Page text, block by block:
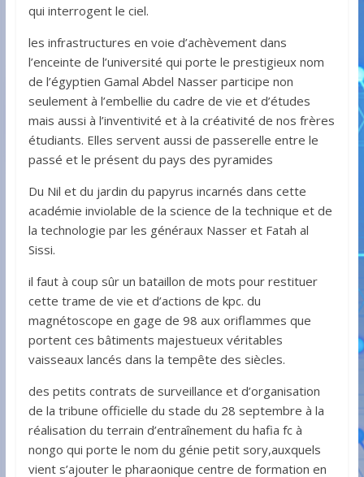
qui interrogent le ciel.
les infrastructures en voie d’achèvement dans
l’enceinte de l’université qui porte le prestigieux nom
de l’égyptien Gamal Abdel Nasser participe non
seulement à l’embellie du cadre de vie et d’études
mais aussi à l’inventivité et à la créativité de nos frères
étudiants. Elles servent aussi de passerelle entre le
passé et le présent du pays des pyramides
Du Nil et du jardin du papyrus incarnés dans cette
académie inviolable de la science de la technique et de
la technologie par les généraux Nasser et Fatah al
Sissi.
il faut à coup sûr un bataillon de mots pour restituer
cette trame de vie et d’actions de kpc. du
magnétoscope en gage de 98 aux oriflammes que
portent ces bâtiments majestueux véritables
vaisseaux lancés dans la tempête des siècles.
des petits contrats de surveillance et d’organisation
de la tribune officielle du stade du 28 septembre à la
réalisation du terrain d’entraînement du hafia fc à
nongo qui porte le nom du génie petit sory,auxquels
vient s’ajouter le pharaonique centre de formation en